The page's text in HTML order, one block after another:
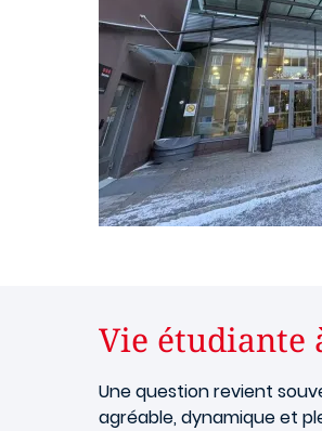
Vie étudiante
Une question revient
agréable, dynamique et